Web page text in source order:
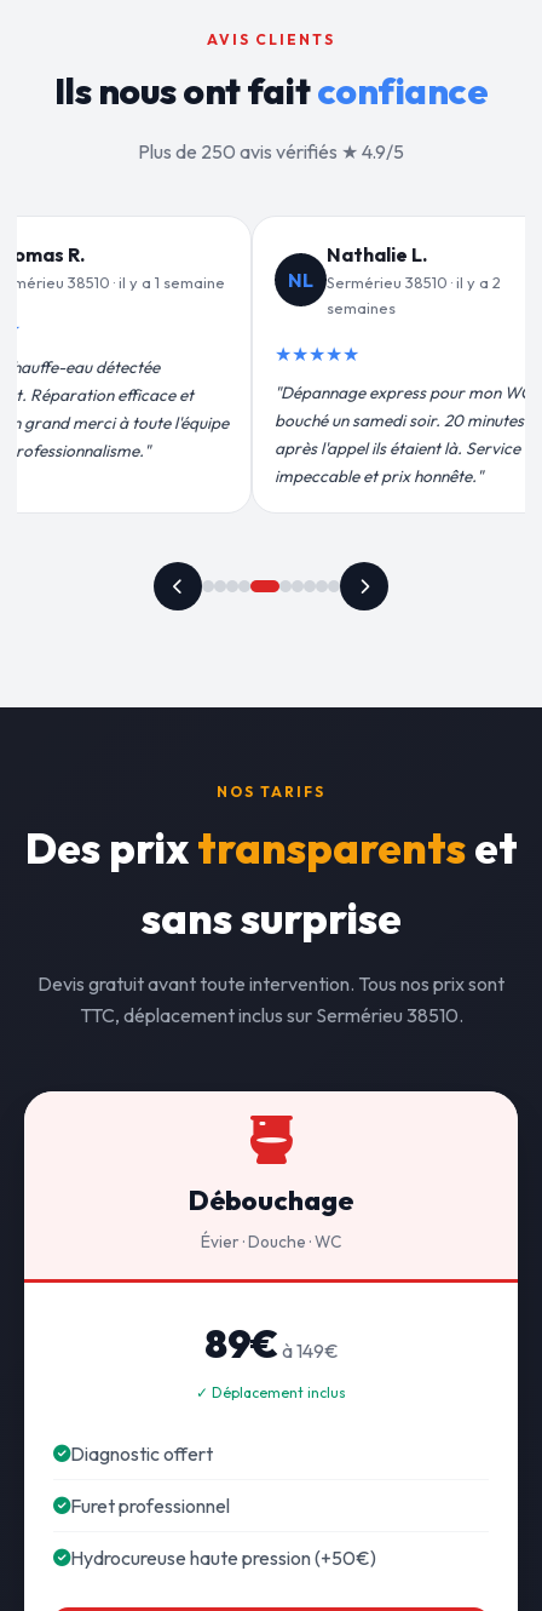
AVIS CLIENTS
Ils nous ont faitconfiance
Plus de 250 avis vérifiés ★ 4.9/5
L.
38510 · il y a 2
pour mon WC
soir. 20 minutes
étaient là. Service
JF
Jean-François C.
Sermérieu 38510 · il y a 3
semaines
★★★★★
"Remplacement de mon chauffe-eau en
moins de 2h. Équipe très pro, devis
conforme, chantier propre. Je
recommande vivement."
NOS TARIFS
Des prixtransparentset
sans surprise
Devis gratuit avant toute intervention. Tous nos prix sont
TTC, déplacement inclus sur Sermérieu 38510.
Débouchage
Évier · Douche · WC
89€ à 149€
✓ Déplacement inclus
Diagnostic offert
Furet professionnel
Hydrocureuse haute pression (+50€)